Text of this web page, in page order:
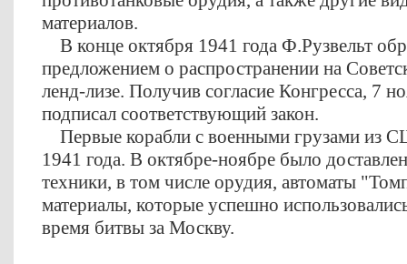
материалов.
В конце октября 1941 года Ф.Рузвельт
предложением о распространении на
ленд-лизе. Получив согласие Конгресса, 7
подписал соответствующий закон.
Первые корабли с военными грузами из
1941 года. В октябре-ноябре было
техники, в том числе орудия, автоматы
материалы, которые успешно
время битвы за Москву.